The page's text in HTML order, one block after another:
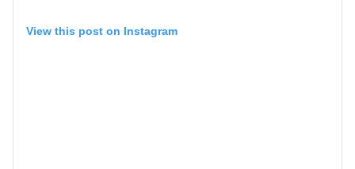
View this post on Instagram